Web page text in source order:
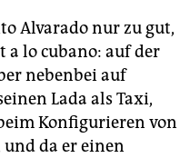
Alvarado nur zu gut,
lo cubano: auf der
nebenbei auf
Lada als Taxi,
Konfigurieren von
und da er einen